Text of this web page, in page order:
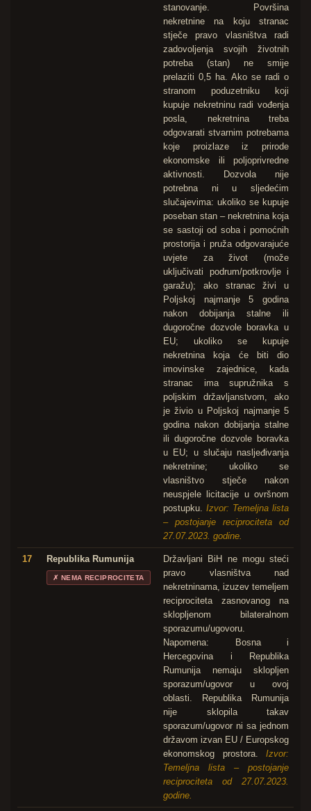
stanovanje. Površina
nekretnine na koju stranac
stječe pravo vlasništva radi
zadovoljenja svojih životnih
potreba (stan) ne smije
prelaziti 0,5 ha. Ako se radi o
stranom poduzetniku koji
kupuje nekretninu radi vođenja
posla, nekretnina treba
odgovarati stvarnim potrebama
koje proizlaze iz prirode
ekonomske ili poljoprivredne
aktivnosti. Dozvola nije
potrebna ni u sljedećim
slučajevima: ukoliko se kupuje
poseban stan – nekretnina koja
se sastoji od soba i pomoćnih
prostorija i pruža odgovarajuće
uvjete za život (može
uključivati podrum/potkrovlje i
garažu); ako stranac živi u
Poljskoj najmanje 5 godina
nakon dobijanja stalne ili
dugoročne dozvole boravka u
EU; ukoliko se kupuje
nekretnina koja će biti dio
imovinske zajednice, kada
stranac ima supružnika s
poljskim državljanstvom, ako
je živio u Poljskoj najmanje 5
godina nakon dobijanja stalne
ili dugoročne dozvole boravka
u EU; u slučaju nasljeđivanja
nekretnine; ukoliko se
vlasništvo stječe nakon
neuspjele licitacije u ovršnom
postupku. Izvor: Temeljna lista
– postojanje reciprociteta od
27.07.2023. godine.
17 Republika Rumunija
✗ NEMA RECIPROCITETA
Državljani BiH ne mogu steći
pravo vlasništva nad
nekretninama, izuzev temeljem
reciprociteta zasnovanog na
sklopljenom bilateralnom
sporazumu/ugovoru.
Napomena: Bosna i
Hercegovina i Republika
Rumunija nemaju sklopljen
sporazum/ugovor u ovoj
oblasti. Republika Rumunija
nije sklopila takav
sporazum/ugovor ni sa jednom
državom izvan EU / Europskog
ekonomskog prostora. Izvor:
Temeljna lista – postojanje
reciprociteta od 27.07.2023.
godine.